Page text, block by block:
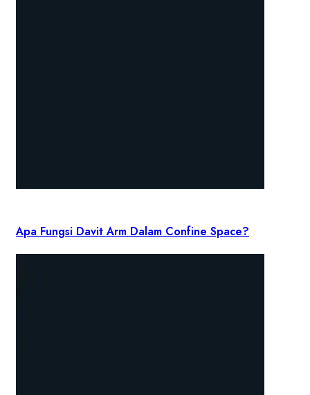
Apa Fungsi Davit Arm Dalam Confine Space?